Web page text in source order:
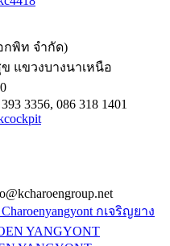
กพิท จำกัด)
แขวงบางนาเหนือ
3356, 086 318 1401
กเจริญยาง